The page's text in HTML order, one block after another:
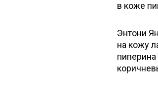
в коже
Энтони
на кожу